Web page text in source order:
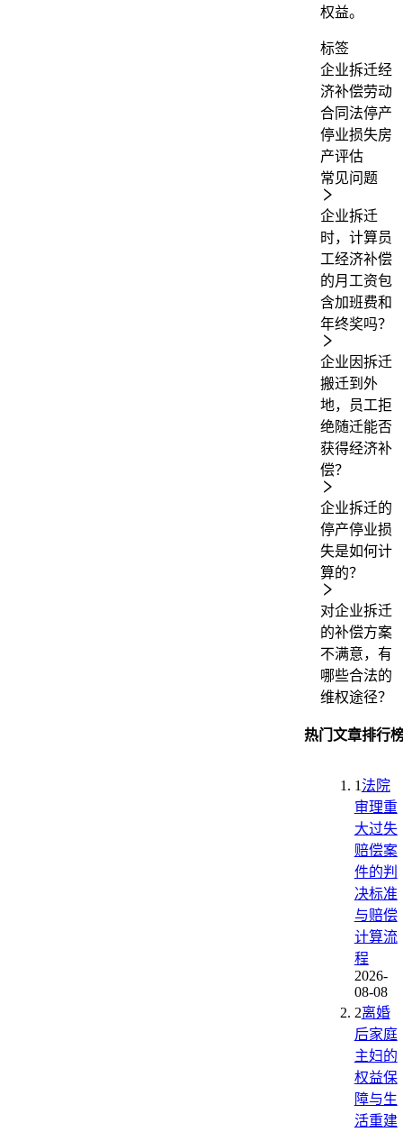
权益。
标签
企业拆迁经
济补偿劳动
合同法停产
停业损失房
产评估
常见问题
企业拆迁
时，计算员
工经济补偿
的月工资包
含加班费和
年终奖吗？
企业因拆迁
搬迁到外
地，员工拒
绝随迁能否
获得经济补
偿？
企业拆迁的
停产停业损
失是如何计
算的？
对企业拆迁
的补偿方案
不满意，有
哪些合法的
维权途径？
热门文章排行
1法院
审理重
大过失
赔偿案
件的判
决标准
与赔偿
计算流
程
2026-
08-08
2离婚
后家庭
主妇的
权益保
障与生
活重建